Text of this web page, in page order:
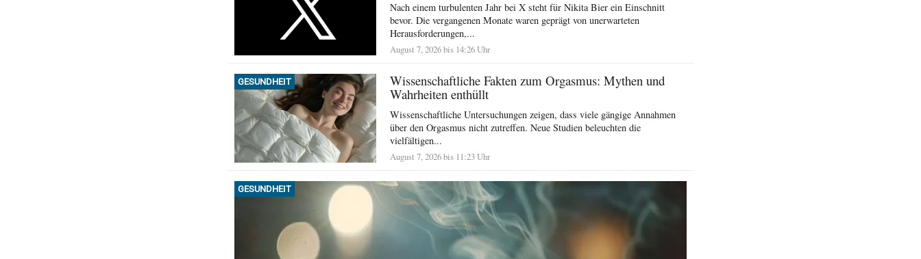
Nach einem turbulenten Jahr bei X steht für Nikita Bier ein Einschnitt
bevor. Die vergangenen Monate waren geprägt von unerwarteten
Herausforderungen,...
August 7, 2026 bis 14:26 Uhr
GESUNDHEIT
Wissenschaftliche Fakten zum Orgasmus: Mythen und
Wahrheiten enthüllt
Wissenschaftliche Untersuchungen zeigen, dass viele gängige Annahmen
über den Orgasmus nicht zutreffen. Neue Studien beleuchten die
vielfältigen...
August 7, 2026 bis 11:23 Uhr
GESUNDHEIT